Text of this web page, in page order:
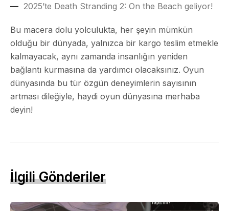
2025’te Death Stranding 2: On the Beach geliyor!
Bu macera dolu yolculukta, her şeyin mümkün
olduğu bir dünyada, yalnızca bir kargo teslim etmekle
kalmayacak, aynı zamanda insanlığın yeniden
bağlantı kurmasına da yardımcı olacaksınız. Oyun
dünyasında bu tür özgün deneyimlerin sayısının
artması dileğiyle, haydi oyun dünyasına merhaba
deyin!
İlgili Gönderiler